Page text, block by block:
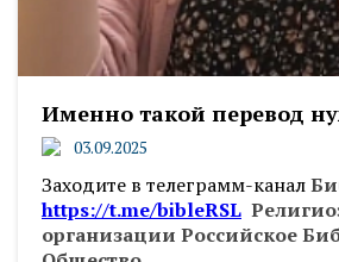
Именно такой перевод
03.09.2025
Заходите в телеграмм-канал
https://t.me/bibleRSL
организации Российское